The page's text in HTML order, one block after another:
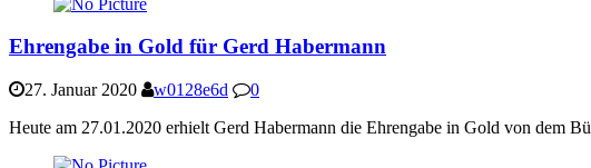
Ehrengabe in Gold für Gerd Habermann
27. Januar 2020 w0128e6d
0
Heute am 27.01.2020 erhielt Gerd Habermann die Ehrengabe in Gold von dem